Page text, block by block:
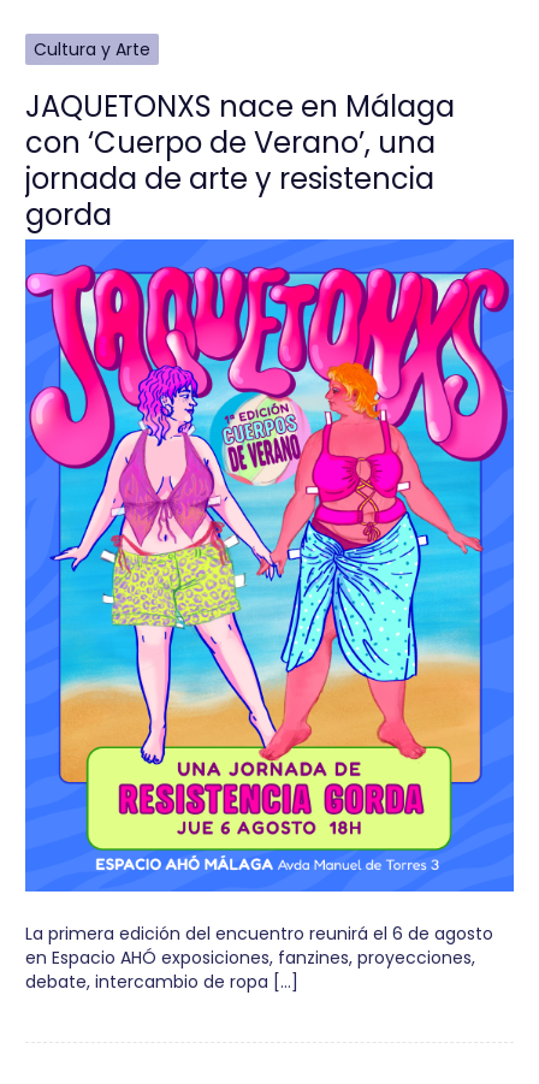
Cultura y Arte
JAQUETONXS nace en Málaga
con ‘Cuerpo de Verano’, una
jornada de arte y resistencia
gorda
La primera edición del encuentro reunirá el 6 de agosto
en Espacio AHÓ exposiciones, fanzines, proyecciones,
debate, intercambio de ropa […]